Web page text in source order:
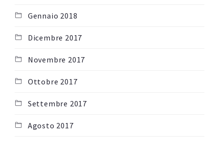
Gennaio 2018
Dicembre 2017
Novembre 2017
Ottobre 2017
Settembre 2017
Agosto 2017